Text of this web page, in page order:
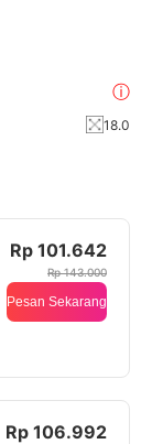
ⓘ
18.0
Rp 101.642
Rp 143.000
Pesan Sekarang
Rp 106.992